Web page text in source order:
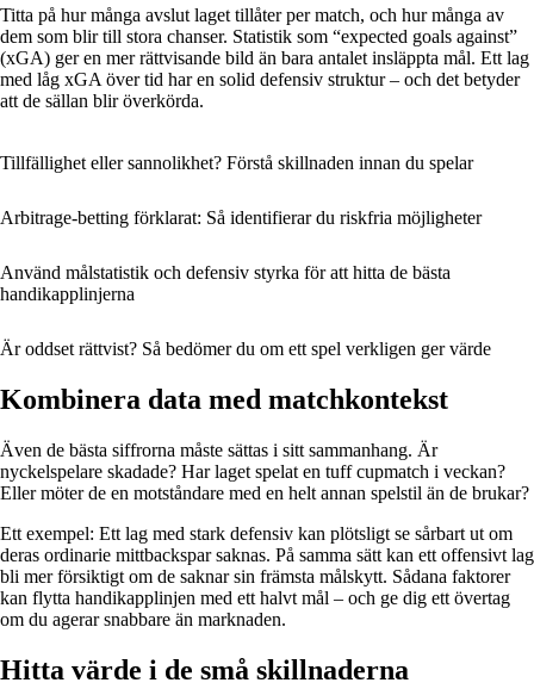
Titta på hur många avslut laget tillåter per match, och hur många av
dem som blir till stora chanser. Statistik som “expected goals against”
(xGA) ger en mer rättvisande bild än bara antalet insläppta mål. Ett lag
med låg xGA över tid har en solid defensiv struktur – och det betyder
att de sällan blir överkörda.
Tillfällighet eller sannolikhet? Förstå skillnaden innan du spelar
Arbitrage-betting förklarat: Så identifierar du riskfria möjligheter
Använd målstatistik och defensiv styrka för att hitta de bästa
handikapplinjerna
Är oddset rättvist? Så bedömer du om ett spel verkligen ger värde
Kombinera data med matchkontekst
Även de bästa siffrorna måste sättas i sitt sammanhang. Är
nyckelspelare skadade? Har laget spelat en tuff cupmatch i veckan?
Eller möter de en motståndare med en helt annan spelstil än de brukar?
Ett exempel: Ett lag med stark defensiv kan plötsligt se sårbart ut om
deras ordinarie mittbackspar saknas. På samma sätt kan ett offensivt lag
bli mer försiktigt om de saknar sin främsta målskytt. Sådana faktorer
kan flytta handikapplinjen med ett halvt mål – och ge dig ett övertag
om du agerar snabbare än marknaden.
Hitta värde i de små skillnaderna